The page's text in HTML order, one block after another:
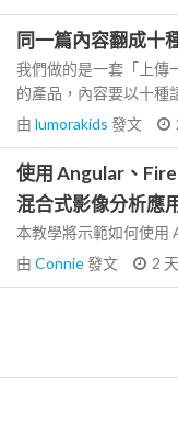
同一篇內容翻成十
我們做的是一套「上傳
的產品，內容要以十種
由 lumorakids 發文
使用 Angular、
混合式影像分析應
本教學將示範如何使用
由 Connie發文 2